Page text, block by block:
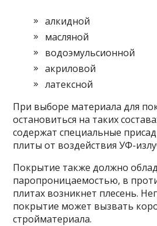
алкидной
масляной
водоэмульсионной
акриловой
латексной
При выборе материала для
остановиться на таких
содержат специальные
плиты от воздействия УФ-
Покрытие также должно
паропроницаемостью, в
плитах возникнет плесень.
покрытие может вызвать
стройматериала.